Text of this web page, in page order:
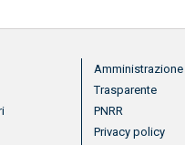
Menu footer 3
Amministrazione
Trasparente
PNRR
Privacy policy